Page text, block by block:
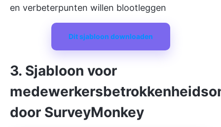
en verbeterpunten willen blootleggen
Dit sjabloon downloaden
3. Sjabloon voor
door SurveyMonkey